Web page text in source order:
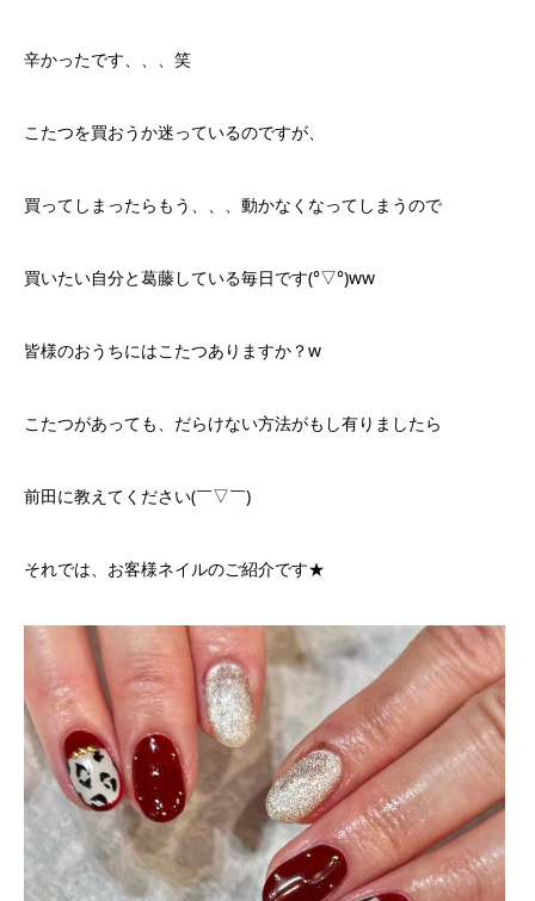
辛かったです、、、笑
こたつを買おうか迷っているのですが、
買ってしまったらもう、、、動かなくなってしまうので
買いたい自分と葛藤している毎日です(°▽°)ww
皆様のおうちにはこたつありますか？w
こたつがあっても、だらけない方法がもし有りましたら
前田に教えてください(￣▽￣)
それでは、お客様ネイルのご紹介です★